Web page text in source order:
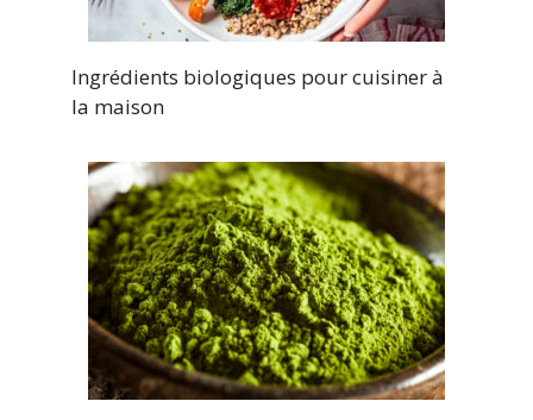
Ingrédients biologiques pour cuisiner à
la maison